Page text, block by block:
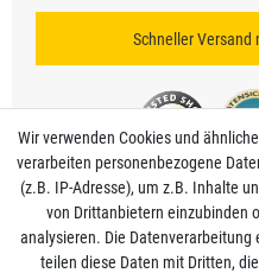
Schneller Versand
Mein Konto
Wir verwenden Cookies und
verarbeiten personenbezogene
(z.B. IP-Adresse), um z.B. Inhalte
von Drittanbietern einzubinden
analysieren. Die
teilen diese Daten mit Dritten,